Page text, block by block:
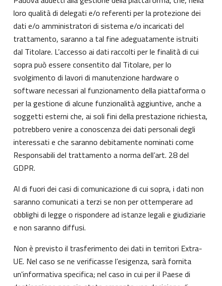
loro qualità di delegati e/o referenti per la protezione dei
dati e/o amministratori di sistema e/o incaricati del
trattamento, saranno a tal fine adeguatamente istruiti
dal Titolare. L’accesso ai dati raccolti per le finalità di cui
sopra può essere consentito dal Titolare, per lo
svolgimento di lavori di manutenzione hardware o
software necessari al funzionamento della piattaforma o
per la gestione di alcune funzionalità aggiuntive, anche a
soggetti esterni che, ai soli fini della prestazione richiesta,
potrebbero venire a conoscenza dei dati personali degli
interessati e che saranno debitamente nominati come
Responsabili del trattamento a norma dell’art. 28 del
GDPR.
Al di fuori dei casi di comunicazione di cui sopra, i dati non
saranno comunicati a terzi se non per ottemperare ad
obblighi di legge o rispondere ad istanze legali e giudiziarie
e non saranno diffusi.
Non è previsto il trasferimento dei dati in territori Extra-
UE. Nel caso se ne verificasse l’esigenza, sarà fornita
un'informativa specifica; nel caso in cui per il Paese di